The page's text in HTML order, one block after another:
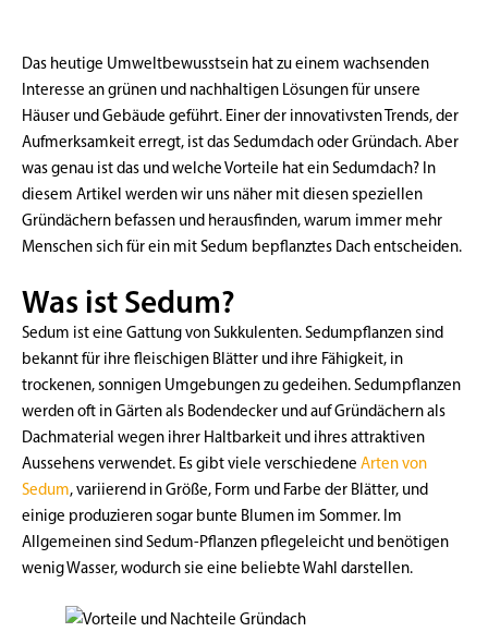
Das heutige Umweltbewusstsein hat zu einem wachsenden
Interesse an grünen und nachhaltigen Lösungen für unsere
Häuser und Gebäude geführt. Einer der innovativsten Trends, der
Aufmerksamkeit erregt, ist das Sedumdach oder Gründach. Aber
was genau ist das und welche Vorteile hat ein Sedumdach? In
diesem Artikel werden wir uns näher mit diesen speziellen
Gründächern befassen und herausfinden, warum immer mehr
Menschen sich für ein mit Sedum bepflanztes Dach entscheiden.
Was ist Sedum?
Sedum ist eine Gattung von Sukkulenten. Sedumpflanzen sind
bekannt für ihre fleischigen Blätter und ihre Fähigkeit, in
trockenen, sonnigen Umgebungen zu gedeihen. Sedumpflanzen
werden oft in Gärten als Bodendecker und auf Gründächern als
Dachmaterial wegen ihrer Haltbarkeit und ihres attraktiven
Aussehens verwendet. Es gibt viele verschiedene Arten von
Sedum, variierend in Größe, Form und Farbe der Blätter, und
einige produzieren sogar bunte Blumen im Sommer. Im
Allgemeinen sind Sedum-Pflanzen pflegeleicht und benötigen
wenig Wasser, wodurch sie eine beliebte Wahl darstellen.